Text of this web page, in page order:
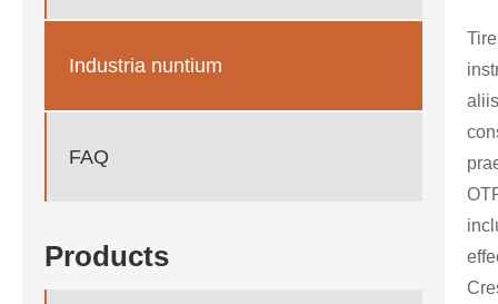
Industria nuntium
FAQ
Products